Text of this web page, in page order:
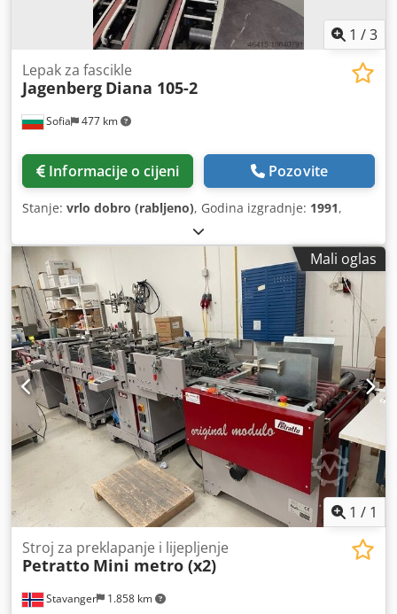
1 /3
Sofia 477 km
Lepak za fascikle
Jagenberg Diana 105-2
Informacije o cijeni Pozovite
Stanje: vrlo dobro (rabljeno), Godina izgradnje: 1991,
Mali oglas
1 / 1
Stavanger 1.858 km
Stroj za preklapanje i lijepljenje
Petratto Mini metro (x2)